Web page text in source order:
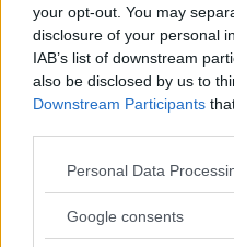
your opt-out. You may
disclosure of your personal
IAB’s list of downstream
also be disclosed by us to
Downstream Participants
Please note that this
not limited to your visit or
Personal Data
Google consents
differente
L’incontro diBruno
pigiama a strisce
a una
trasformano in
conseguenze
Tratto